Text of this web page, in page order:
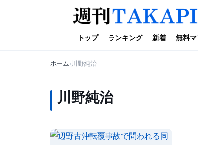
トップ ランキング 新着 無料
ホーム 川野純治
川野純治